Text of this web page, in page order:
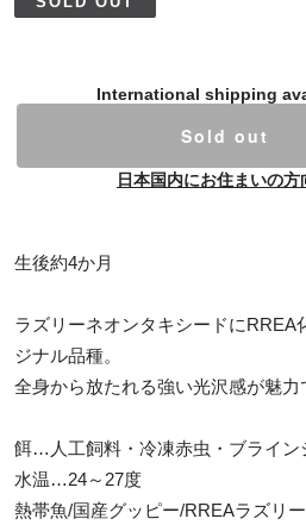
International shipping
Sold out
日本国内にお住まいの方
生後約4か月
ラズリーネオンタキシードにRREA
ジナル品種。
全身から放たれる強い光沢感が魅力
餌…人工飼料・冷凍赤虫・ブライン
水温…24～27度
熱帯魚/国産グッピー/RREAラズリ